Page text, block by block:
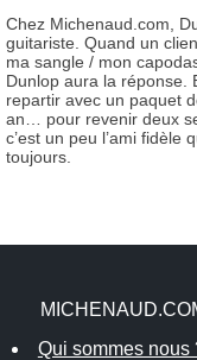
Chez Michenaud.com,
guitariste. Quand un
ma sangle / mon
Dunlop aura la réponse.
repartir avec un paquet
an… pour revenir deux
c’est un peu l’ami fidèle
toujours.
Qui sommes nous